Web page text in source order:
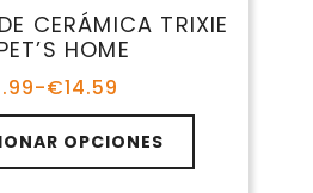
CERÁMICA TRIXIE
HOME
-€14.59
Rango
de
precios:
desde
OPCIONES